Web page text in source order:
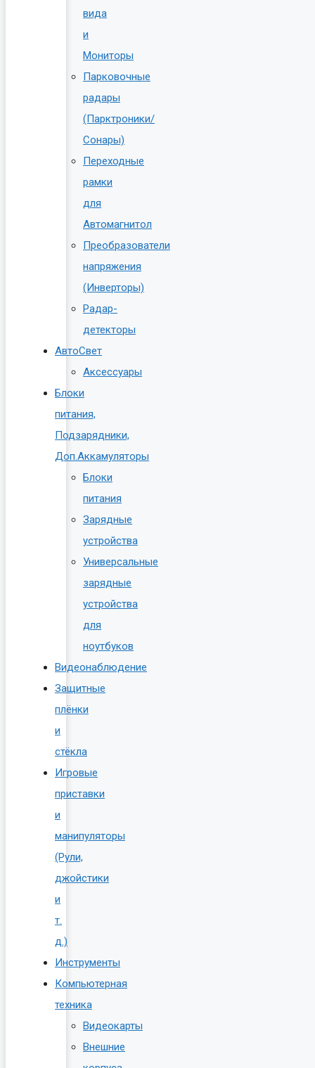
вида
и
Мониторы
Парковочные
радары
(Парктроники/
Сонары)
Переходные
рамки
для
Автомагнитол
Преобразователи
напряжения
(Инверторы)
Радар-
детекторы
АвтоСвет
Аксессуары
Блоки
питания,
Подзарядники,
Доп.Аккамуляторы
Блоки
питания
Зарядные
устройства
Универсальные
зарядные
устройства
для
ноутбуков
Видеонаблюдение
Защитные
плёнки
и
стёкла
Игровые
приставки
и
манипуляторы
(Рули,
джойстики
и
т.
д.)
Инструменты
Компьютерная
техника
Видеокарты
Внешние